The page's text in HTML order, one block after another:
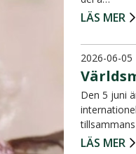
LÄS MER
2026-06-05
Den 5 juni
LÄS MER